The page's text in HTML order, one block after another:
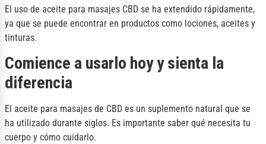
El uso de aceite para masajes CBD se ha extendido rápidamente,
ya que se puede encontrar en productos como lociones, aceites y
tinturas.
Comience a usarlo hoy y sienta la
diferencia
El aceite para masajes de CBD es un suplemento natural que se
ha utilizado durante siglos. Es importante saber qué necesita tu
cuerpo y cómo cuidarlo.